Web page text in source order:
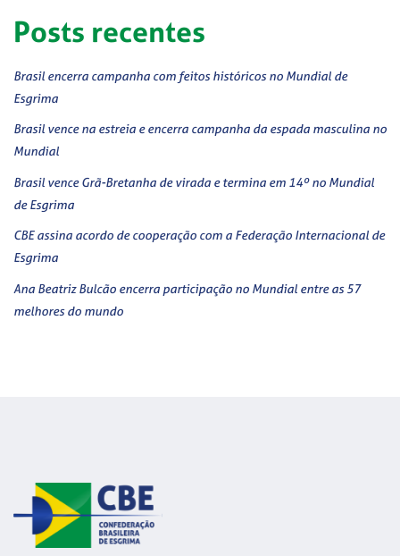
Posts recentes
Brasil encerra campanha com feitos históricos no Mundial de
Esgrima
Brasil vence na estreia e encerra campanha da espada masculina no
Mundial
Brasil vence Grã-Bretanha de virada e termina em 14º no Mundial
de Esgrima
CBE assina acordo de cooperação com a Federação Internacional de
Esgrima
Ana Beatriz Bulcão encerra participação no Mundial entre as 57
melhores do mundo